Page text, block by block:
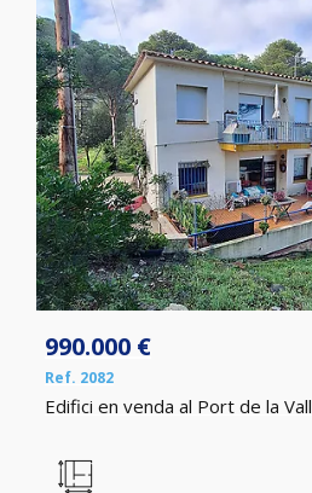
990.000 €
Ref. 2082
Edifici en venda al Port de la Vall